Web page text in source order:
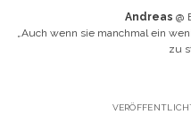
Andreas @
Auch wenn sie manchmal ein
zu